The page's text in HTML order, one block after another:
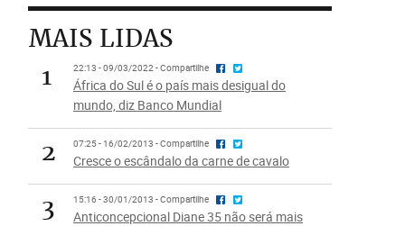
MAIS LIDAS
1
22:13 - 09/03/2022 - Compartilhe
África do Sul é o país mais desigual do
mundo, diz Banco Mundial
2 07:25 - 16/02/2013 - Compartilhe
Cresce o escândalo da carne de cavalo
3 15:16 - 30/01/2013 - Compartilhe
Anticoncepcional Diane 35 não será mais